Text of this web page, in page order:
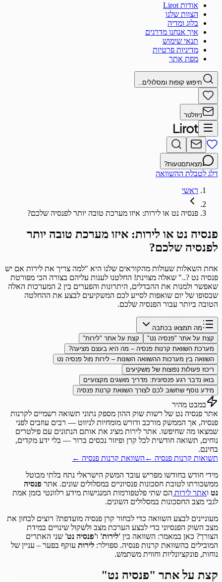
אודות Lirot
הצוות שלנו
בלוג ומדיה
איך אנחנו מדרגים
תנאי שימוש
מדיניות פרטיות
מפת אתר
חיפוש קופות ומסלולים..
ניוזלטר
מצאתםטעות?
דלג לטבלת ההשוואה
ראשי
פנסיה נט או לירות: איזו מערכת טובה יותר לפנסיה שלכם?
פנסיה נט או לירות: איזו מערכת טובה יותר
לפנסיה שלכם?
אחת השאלות שעולות מהקוראים שלנו היא "למה צריך את לירות אם יש
פנסיה נט ?.." שאלה מצוינת! החלטנו לענות עליהם בצורה הכי מפורטת
שאפשר ולמנות את ההבדלים, היתרונות והפערים בין 2 המערכות האלה
שבסופו של יום שואפות לסייע לכם המשקיעים לבצע את ההחלטה
הטובה ביותר עבור הפנסיה שלכם.
מה תמצאו בכתבה
קצת על אתר "פנסיה נט"
קצת על אתר "לירות"
מערכת השוואת קרנות פנסיה – מה היא בעצם מציעה?
השוואה בין מערכות ההשוואה השונות – לירות מול פנסיה נט
ריכוז פעולות נפוצות של משקיעים
בואו נדבר רגע פנסיונית: מדריך מושגים מקצועיים
מידע נוסף שחשוב לכם לצורך השוואת קרנות פנסיה
במבט מהיר
אתר פנסיה נט של רשות שוק ההון מספק נתוני תשואה רשמיים לקרנות
פנסיה, אך הממשק מורכב ודורש מומחיות לניווט — רבים עוזבים לפני
שמצאו מה שחיפשו. אתר לירות מציג את אותם הנתונים עם פילטרים
נוחים, תשואה חודשית לכל קרן ופיזור נכסים ברור — בלי ידע מקדים,
בחינם.
תשואות קרנות פנסיה ← השוואת קרנות פנסיה ←
מידי חודש בחודשו מפריש עובד המשק הישראלי נתח בלתי מבוטל
ממשכורתו לטובת חסכונות פנסיוניים במסלולים שונים. אתר פנסיה
נט ואתר לירות הם שתי פלטפורמות המנגישות מידע רלוונטי בזמן אמת
לגבי מצב החסכונות במסלולים השונים.
מעוניינים לבצע השוואה כדי לבחור קרן פנסיה מועדפת? רוצים לבחון את
מצב השוק הפנסיוני כדי לבצע הערכת מצב ולשקול שינויים במידת
הצורך? כאן במאמר: השוואה בין 'לירות' ו'פנסיה נט' שני האתרים
המובילים בהשוואת קרנות פנסיה. ספוילר: לירות עוקף בפער – עניין של
נוחות, פונקציונליות וחווית משתמש.
קצת על אתר "פנסיה נט"